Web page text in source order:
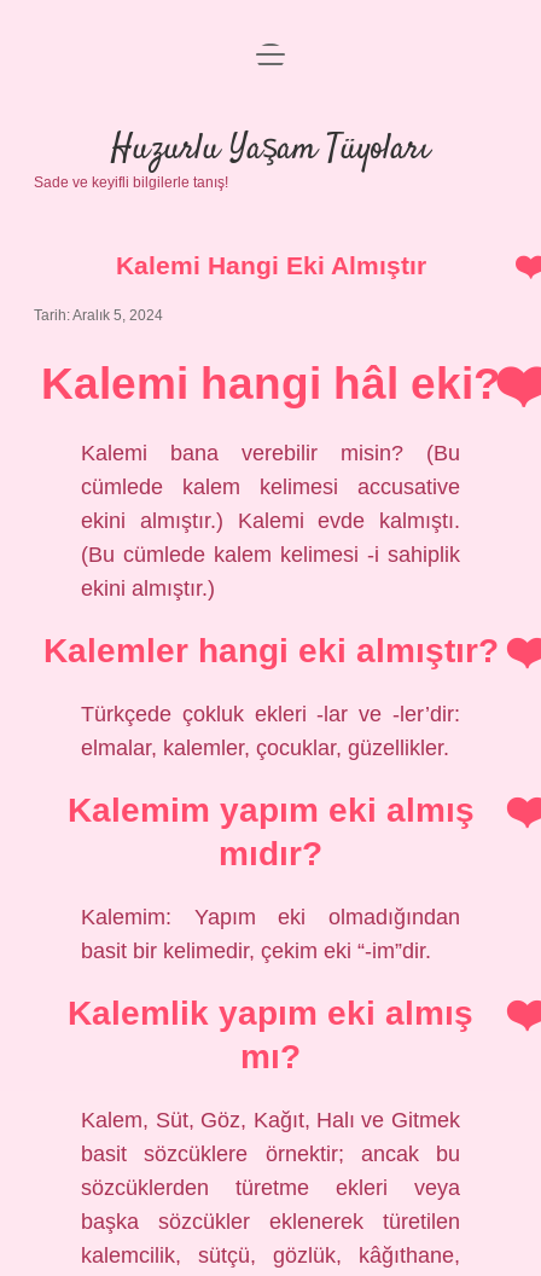
Anasayfa
Gizlilik Politikası
Yasal Uyarı
menüyü
Huzurlu Yaşam Tüyoları
Sade ve keyifli bilgilerle tanış!
Kalemi Hangi Eki Almıştır
Tarih: Aralık 5, 2024
Kalemi hangi hâl eki?
Kalemi bana verebilir misin? (Bu
cümlede kalem kelimesi accusative
ekini almıştır.) Kalemi evde kalmıştı.
(Bu cümlede kalem kelimesi -i sahiplik
ekini almıştır.)
Kalemler hangi eki almıştır?
Türkçede çokluk ekleri -lar ve -ler’dir:
elmalar, kalemler, çocuklar, güzellikler.
Kalemim yapım eki almış
mıdır?
Kalemim: Yapım eki olmadığından
basit bir kelimedir, çekim eki “-im”dir.
Kalemlik yapım eki almış
mı?
Kalem, Süt, Göz, Kağıt, Halı ve Gitmek
basit sözcüklere örnektir; ancak bu
sözcüklerden türetme ekleri veya
başka sözcükler eklenerek türetilen
kalemcilik, sütçü, gözlük, kâğıthane,